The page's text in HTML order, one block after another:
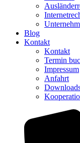
Blog
Kontakt
Kontakt
Termin
Impressum
Anfahrt